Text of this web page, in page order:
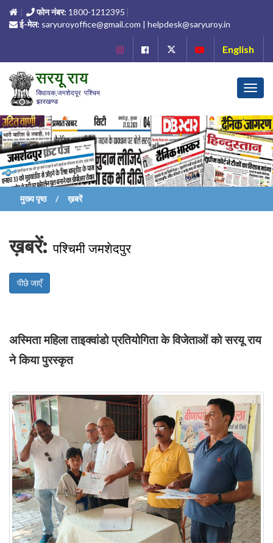
फोन नंबर: 1800-1212395
ई-मेल: saryuroyoffice@gmail.com | helpdesk@saryuroy.in
English
मुख्य पृष्ठ ख़बरें
ख़बरें:पश्चिमी जमशेदपुर
पीछे जाएँ
अस्मिता महिला ताइक्वांडो प्रतियोगिता के विजेताओं को सरयू राय
ने किया पुरस्कृत